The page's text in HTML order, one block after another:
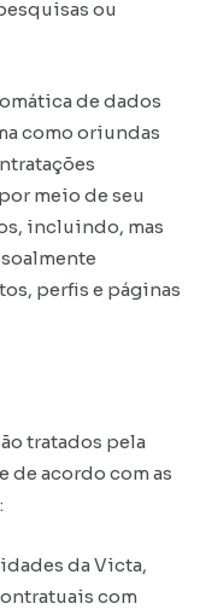
ou
de dados
como oriundas
meio de seu
incluindo, mas
perfis e páginas
tratados pela
de acordo com as
da Victa,
com